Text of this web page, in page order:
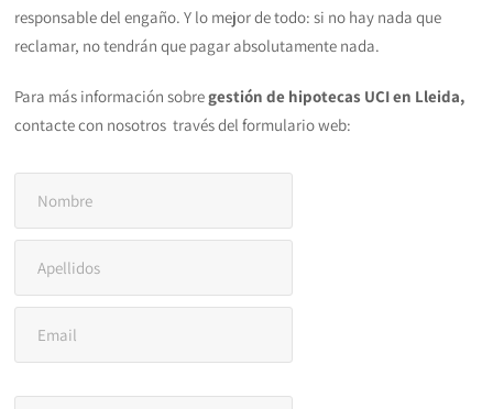
responsable del engaño. Y lo mejor de todo: si no hay nada que
reclamar, no tendrán que pagar absolutamente nada.
Para más información sobregestión de hipotecas UCI en Lleida,
contacte con nosotros través del formulario web: